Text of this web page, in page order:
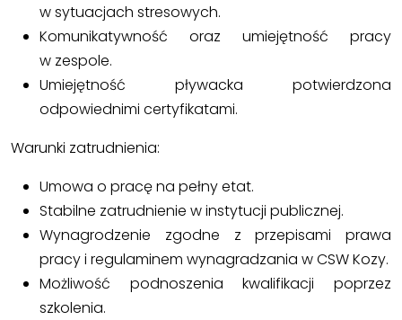
w sytuacjach stresowych.
Komunikatywność oraz umiejętność pracy
w zespole.
Umiejętność pływacka potwierdzona
odpowiednimi certyfikatami.
Warunki zatrudnienia:
Umowa o pracę na pełny etat.
Stabilne zatrudnienie w instytucji publicznej.
Wynagrodzenie zgodne z przepisami prawa
pracy i regulaminem wynagradzania w CSW Kozy.
Możliwość podnoszenia kwalifikacji poprzez
szkolenia.